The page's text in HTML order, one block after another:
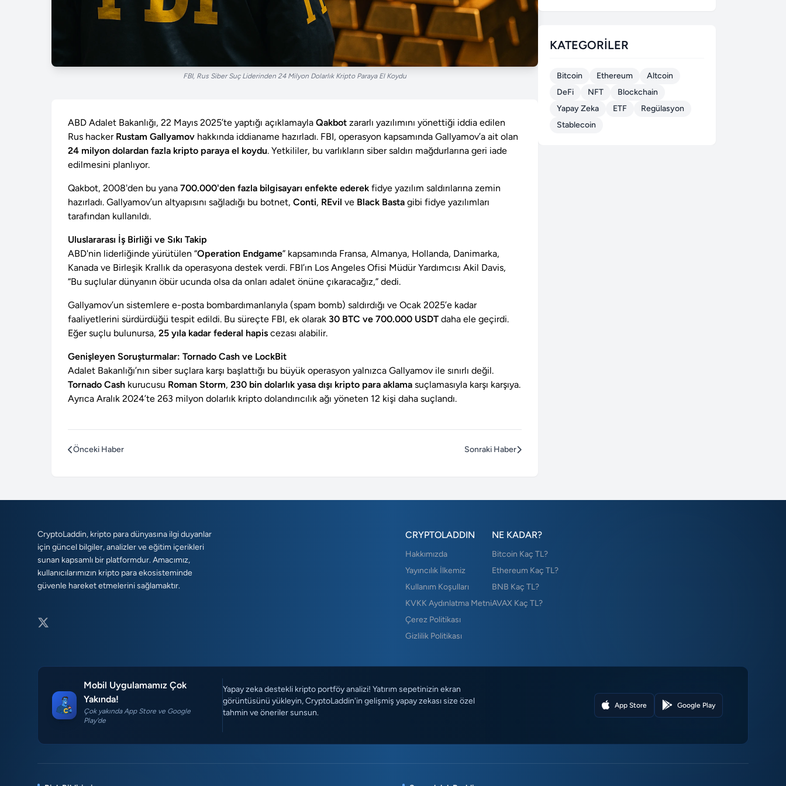
FBI, Rus Siber Suç Liderinden 24 Milyon Dolarlık Kripto Paraya El Koydu
ABD Adalet Bakanlığı, 22 Mayıs 2025’te yaptığı açıklamayla Qakbot zararlı yazılımını yönettiği iddia edilen
Rus hacker Rustam Gallyamov hakkında iddianame hazırladı. FBI, operasyon kapsamında Gallyamov’a ait olan
24 milyon dolardan fazla kripto paraya el koydu. Yetkililer, bu varlıkların siber saldırı mağdurlarına geri iade
edilmesini planlıyor.
Qakbot, 2008'den bu yana 700.000'den fazla bilgisayarı enfekte ederek fidye yazılım saldırılarına zemin
hazırladı. Gallyamov’un altyapısını sağladığı bu botnet, Conti, REvil ve Black Basta gibi fidye yazılımları
tarafından kullanıldı.
Uluslararası İş Birliği ve Sıkı Takip
ABD'nin liderliğinde yürütülen “Operation Endgame” kapsamında Fransa, Almanya, Hollanda, Danimarka,
Kanada ve Birleşik Krallık da operasyona destek verdi. FBI’ın Los Angeles Ofisi Müdür Yardımcısı Akil Davis,
“Bu suçlular dünyanın öbür ucunda olsa da onları adalet önüne çıkaracağız,” dedi.
Gallyamov’un sistemlere e-posta bombardımanlarıyla (spam bomb) saldırdığı ve Ocak 2025’e kadar
faaliyetlerini sürdürdüğü tespit edildi. Bu süreçte FBI, ek olarak 30 BTC ve 700.000 USDT daha ele geçirdi.
Eğer suçlu bulunursa, 25 yıla kadar federal hapis cezası alabilir.
Genişleyen Soruşturmalar: Tornado Cash ve LockBit
Adalet Bakanlığı’nın siber suçlara karşı başlattığı bu büyük operasyon yalnızca Gallyamov ile sınırlı değil.
Tornado Cash kurucusu Roman Storm, 230 bin dolarlık yasa dışı kripto para aklama suçlamasıyla karşı karşıya.
Ayrıca Aralık 2024’te 263 milyon dolarlık kripto dolandırıcılık ağı yöneten 12 kişi daha suçlandı.
Önceki Haber Sonraki Haber
KATEGORILER
Bitcoin Ethereum
Altcoin
DeFi
NFT
Blockchain
Yapay Zeka
ETF
Regülasyon
Stablecoin
CryptoLaddin, kripto para dünyasına ilgi duyanlar
için güncel bilgiler, analizler ve eğitim içerikleri
sunan kapsamlı bir platformdur. Amacımız,
kullanıcılarımızın kripto para ekosisteminde
güvenle hareket etmelerini sağlamaktır.
CRYPTOLADDIN
Hakkımızda
Yayıncılık İlkemiz
Kullanım Koşulları
KVKK Aydınlatma Metni
Çerez Politikası
Gizlilik Politikası
NE KADAR?
Bitcoin Kaç TL?
Ethereum Kaç TL?
BNB Kaç TL?
AVAX Kaç TL?
Mobil Uygulamamız Çok
Yakında!
Çok yakında App Store ve Google
Play'de
Yapay zeka destekli kripto portföy analizi! Yatırım sepetinizin ekran
görüntüsünü yükleyin, CryptoLaddin'in gelişmiş yapay zekası size özel
tahmin ve öneriler sunsun.
App Store Google Play